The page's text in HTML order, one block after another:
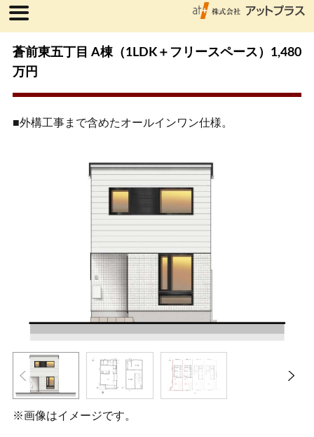
蒼前東五丁目 A棟（1LDK＋フリースペース）1,480
万円
■外構工事まで含めたオールインワン仕様。
※画像はイメージです。